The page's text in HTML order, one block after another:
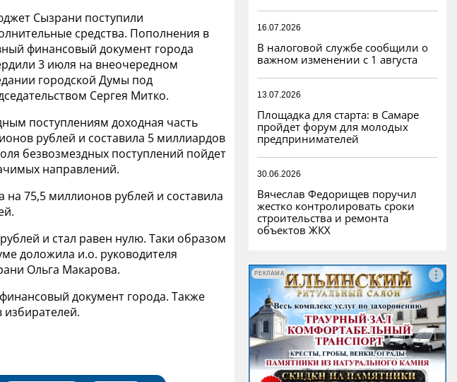
Сызрани поступили
средства. Пополнения в
финансовый документ города
3 июля на внеочередном
городской Думы под
Сергея Митко.
поступлениям доходная часть
рублей и составила 5 миллиардов
безвозмездных поступлений пойдет
направлений.
на 75,5 миллионов рублей и составила
и стал равен нулю. Таки образом
доложила и.о. руководителя
Ольга Макарова.
документ города. Также
16.07.2026
В налоговой службе сообщили о
важном изменении с 1 августа
13.07.2026
Площадка для старта: в Самаре
пройдет форум для молодых
предпринимателей
30.06.2026
Вячеслав Федорищев поручил
жестко контролировать сроки
строительства и ремонта
объектов ЖКХ
РЕКЛАМА